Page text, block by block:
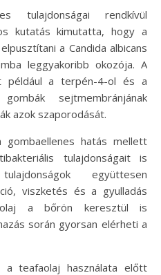
tulajdonságai rendkívül
kutatás kimutatta, hogy a
a Candida albicans
leggyakoribb okozója. A
például a terpén-4-ol és a
sejtmembránjának
azok szaporodását.
hatás mellett
tulajdonságait is
együttesen
viszketés és a gyulladás
a bőrön keresztül is
során gyorsan elérheti a
a teafaolaj használata előtt